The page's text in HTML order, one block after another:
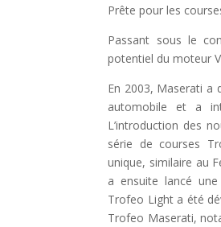
Prête pour les
Passant sous le
potentiel du moteur
En 2003, Maserati a
automobile et a
L’introduction des
série de courses
unique, similaire au
a ensuite lancé
Trofeo Light a été
Trofeo Maserati,